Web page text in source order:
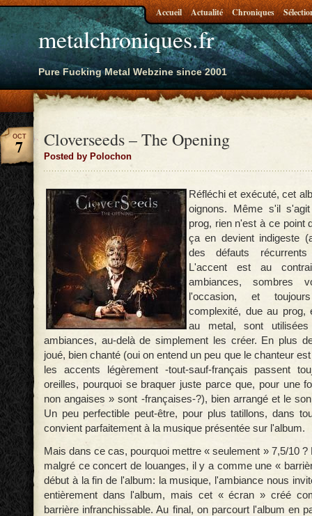
metalchroniques.fr
Pure Fucking Metal Webzine since 2001
Accueil Actualité Chroniques
Cloverseeds – The Opening
Posted by Polochon
OCT
7
Réfléchi et exécuté, cet
oignons. Même s'il
prog, rien n'est à ce point
ça en devient indigeste
des défauts
L'accent est au
ambiances, sombres
l'occasion, et
complexité, due au prog,
au metal, sont
ambiances, au-delà de simplement les créer. En plus
joué, bien chanté (oui on entend un peu que le chanteur
les accents légèrement -tout-sauf-français passent
oreilles, pourquoi se braquer juste parce que, pour une
non angaises » sont -françaises-?), bien arrangé et le
Un peu perfectible peut-être, pour plus tatillons, dans
convient parfaitement à la musique présentée sur l'album.
Mais dans ce cas, pourquoi mettre « seulement » 7,5/10 ?
malgré ce concert de louanges, il y a comme une «
début à la fin de l'album: la musique, l'ambiance nous
entièrement dans l'album, mais cet « écran » créé
barrière infranchissable. Au final, on parcourt l'album en